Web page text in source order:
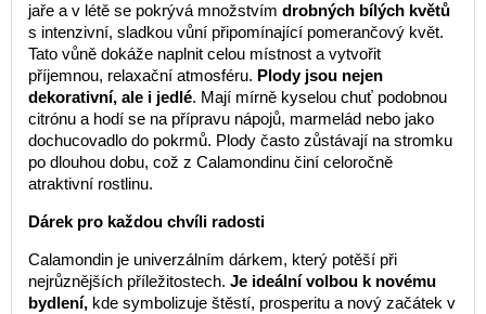
jaře a v létě se pokrývá množstvím drobných bílých květů
s intenzivní, sladkou vůní připomínající pomerančový květ.
Tato vůně dokáže naplnit celou místnost a vytvořit
příjemnou, relaxační atmosféru. Plody jsou nejen
dekorativní, ale i jedlé. Mají mírně kyselou chuť podobnou
citrónu a hodí se na přípravu nápojů, marmelád nebo jako
dochucovadlo do pokrmů. Plody často zůstávají na stromku
po dlouhou dobu, což z Calamondinu činí celoročně
atraktivní rostlinu.
Dárek pro každou chvíli radosti
Calamondin je univerzálním dárkem, který potěší při
nejrůznějších příležitostech. Je ideální volbou k novému
bydlení, kde symbolizuje štěstí, prosperitu a nový začátek v